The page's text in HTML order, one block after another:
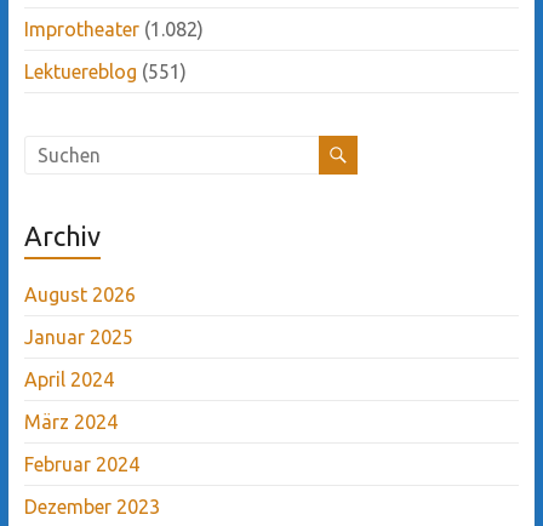
Improtheater(1.082)
Lektuereblog (551)
Archiv
August 2026
Januar 2025
April 2024
März 2024
Februar 2024
Dezember 2023